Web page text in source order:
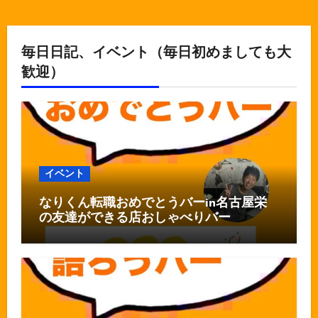
毎日日記、イベント（毎日初めましても大
歓迎）
イベント
なりくん転職おめでとうバーin名古屋栄
の友達ができる店おしゃべりバー